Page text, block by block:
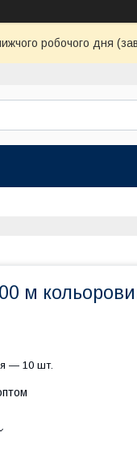
робочого дня
м
— 10 шт.